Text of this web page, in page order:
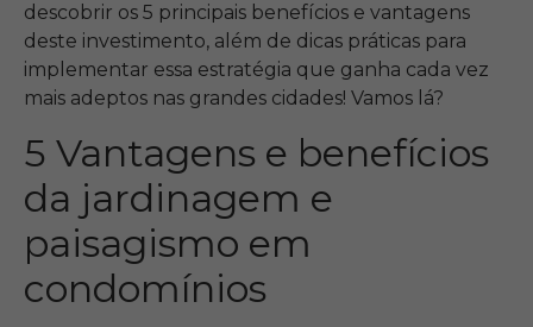
descobrir os 5 principais benefícios e vantagens
deste investimento, além de dicas práticas para
implementar essa estratégia que ganha cada vez
mais adeptos nas grandes cidades! Vamos lá?
5 Vantagens e benefícios
da jardinagem e
paisagismo em
condomínios